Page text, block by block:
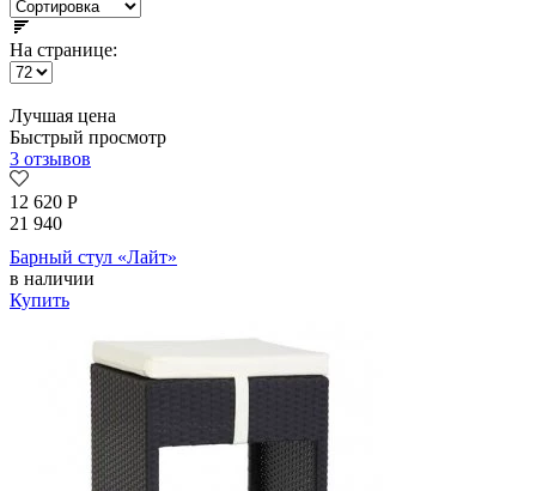
На странице:
Лучшая цена
Быстрый просмотр
3 отзывов
12 620 Р
21 940
Барный стул «Лайт»
в наличии
Купить